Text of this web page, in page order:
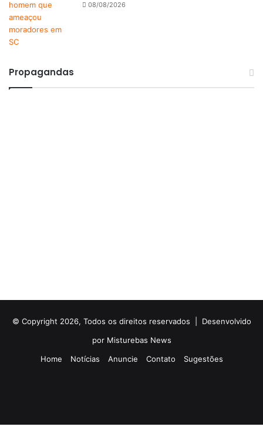
08/08/2026
Propagandas
© Copyright 2026, Todos os direitos reservados | Desenvolvido
por Misturebas News
Home
Notícias Anuncie Contato Sugestões